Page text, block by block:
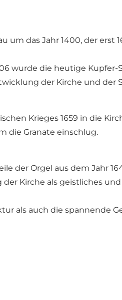
das Jahr 1400, der erst
wurde die heutige Kupfer-
der Kirche und der
Krieges 1659 in die
die Granate einschlug.
der Orgel aus dem Jahr
Kirche als geistliches
als auch die spannende